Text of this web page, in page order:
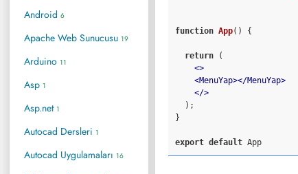
Android 6
Apache Web Sunucusu 19
Arduino 11
Asp 1
Asp.net 1
Autocad Dersleri 1
Autocad Uygulamaları 16
function App() {
return (
<>
<MenuYap></MenuYap>
</>
  );
}
export default